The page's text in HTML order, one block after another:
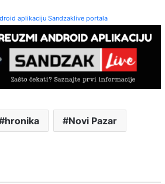
aplikaciju Sandzaklive portala
hronika Novi Pazar